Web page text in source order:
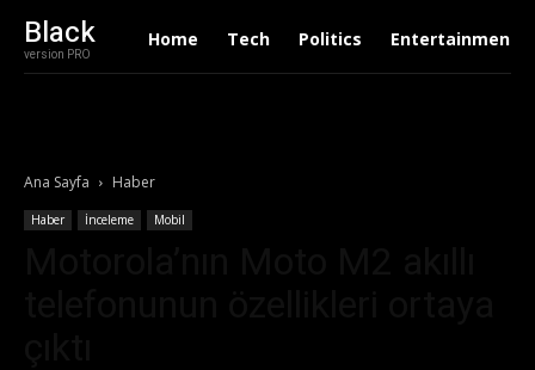
Black
version PRO
Home Tech Politics Entertainment
Ana Sayfa Haber
Haber İnceleme Mobil